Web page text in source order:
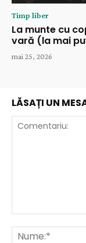
Timp liber
La munte cu
vară (la mai
mai 25, 2026
LĂSAȚI UN